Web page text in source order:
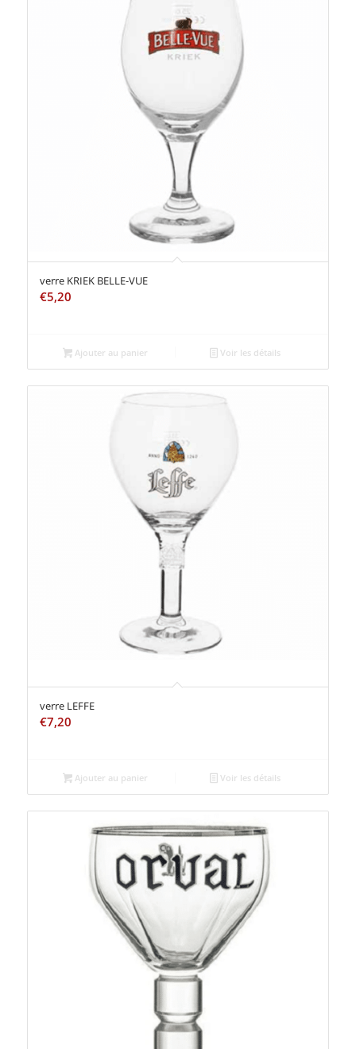
verre KRIEK BELLE-VUE
€5,20
Ajouter au panier Voir les détails
verre LEFFE
€7,20
Ajouter au panier Voir les détails